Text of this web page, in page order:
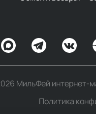
МильФей интернет-
Политика